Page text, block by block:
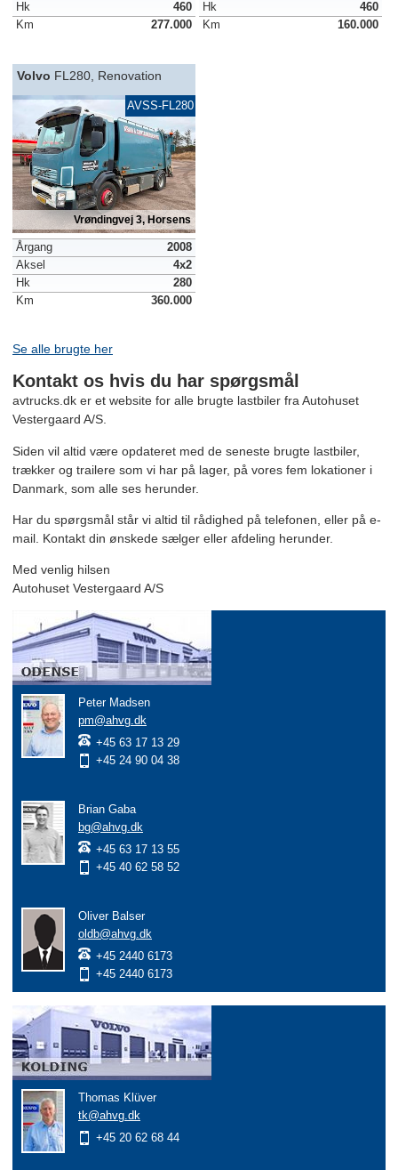
Hk
460
Km
277.000
Hk
460
Km
160.000
Volvo FL280, Renovation
AVSS-FL280
Vrøndingvej 3, Horsens
Årgang
2008
Aksel
4x2
Hk
280
Km
360.000
Se alle brugte her
Kontakt os hvis du har spørgsmål
avtrucks.dk er et website for alle brugte lastbiler fra Autohuset
Vestergaard A/S.
Siden vil altid være opdateret med de seneste brugte lastbiler,
trækker og trailere som vi har på lager, på vores fem lokationer i
Danmark, som alle ses herunder.
Har du spørgsmål står vi altid til rådighed på telefonen, eller på e-
mail. Kontakt din ønskede sælger eller afdeling herunder.
Med venlig hilsen
Autohuset Vestergaard A/S
Peter Madsen
pm@ahvg.dk
+45 63 17 13 29
+45 24 90 04 38
Brian Gaba
bg@ahvg.dk
+45 63 17 13 55
+45 40 62 58 52
Oliver Balser
oldb@ahvg.dk
+45 2440 6173
+45 2440 6173
Thomas Klüver
tk@ahvg.dk
+45 20 62 68 44